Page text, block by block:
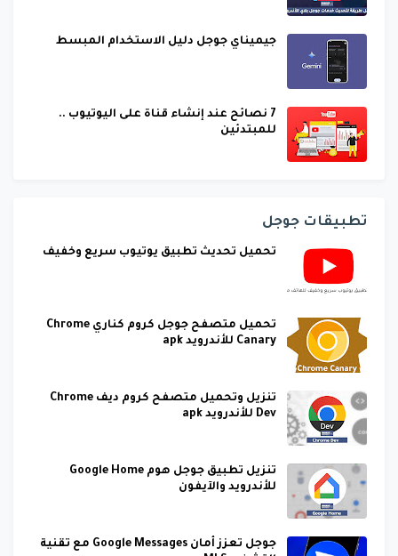
جيميناي جوجل دليل الاستخدام المبسط
7 نصائح عند إنشاء قناة على اليوتيوب ..
للمبتدئين
تطبيقات جوجل
تحميل تحديث تطبيق يوتيوب سريع وخفيف
تحميل متصفح جوجل كروم كناري Chrome
Canary للأندرويد apk
تنزيل وتحميل متصفح كروم ديف Chrome
Dev للأندرويد apk
تنزيل تطبيق جوجل هوم Google Home
للأندرويد والآيفون
جوجل تعزز أمان Google Messages مع تقنية